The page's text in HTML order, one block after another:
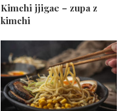
Kimchi jjigae – zupa z
kimchi